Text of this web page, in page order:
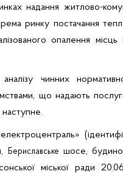
надання житлово-
ринку постачання
опалення місць
чинних
що надають
Бериславське шосе,
міської ради